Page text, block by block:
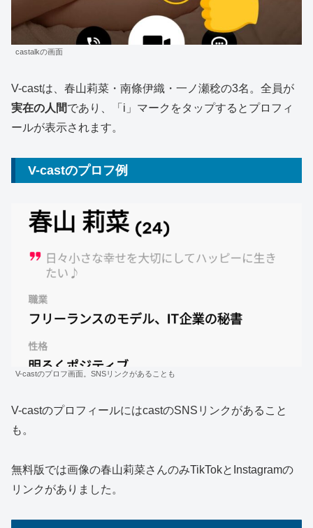
castalkの画面
V-castは、春山莉菜・南條伊織・一ノ瀬稔の3名。全員が
実在の人間であり、「i」マークをタップするとプロフィ
ールが表示されます。
V-castのプロフ例
V-castのプロフ画面。SNSリンクがあることも
V-castのプロフィールにはcastのSNSリンクがあること
も。
無料版では画像の春山莉菜さんのみTikTokとInstagramの
リンクがありました。